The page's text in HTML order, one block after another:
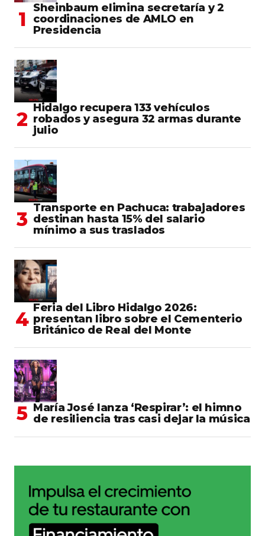
Sheinbaum elimina secretaría y 2
coordinaciones de AMLO en
Presidencia
Hidalgo recupera 133 vehículos
robados y asegura 32 armas durante
julio
Transporte en Pachuca: trabajadores
destinan hasta 15% del salario
mínimo a sus traslados
Feria del Libro Hidalgo 2026:
presentan libro sobre el Cementerio
Británico de Real del Monte
María José lanza ‘Respirar’: el himno
de resiliencia tras casi dejar la música